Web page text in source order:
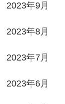
2023年9月
2023年8月
2023年7月
2023年6月